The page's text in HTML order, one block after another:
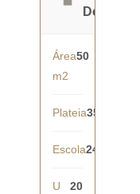
Domingos
Área
m2
50
Plateia35
Escola24
U 20